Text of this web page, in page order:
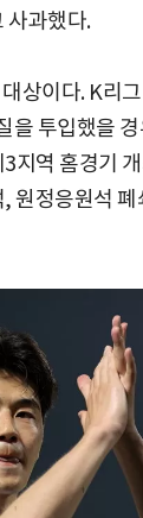
사과했다.
상이다. K리
을 투입했을
지역 홈경기
원정응원석